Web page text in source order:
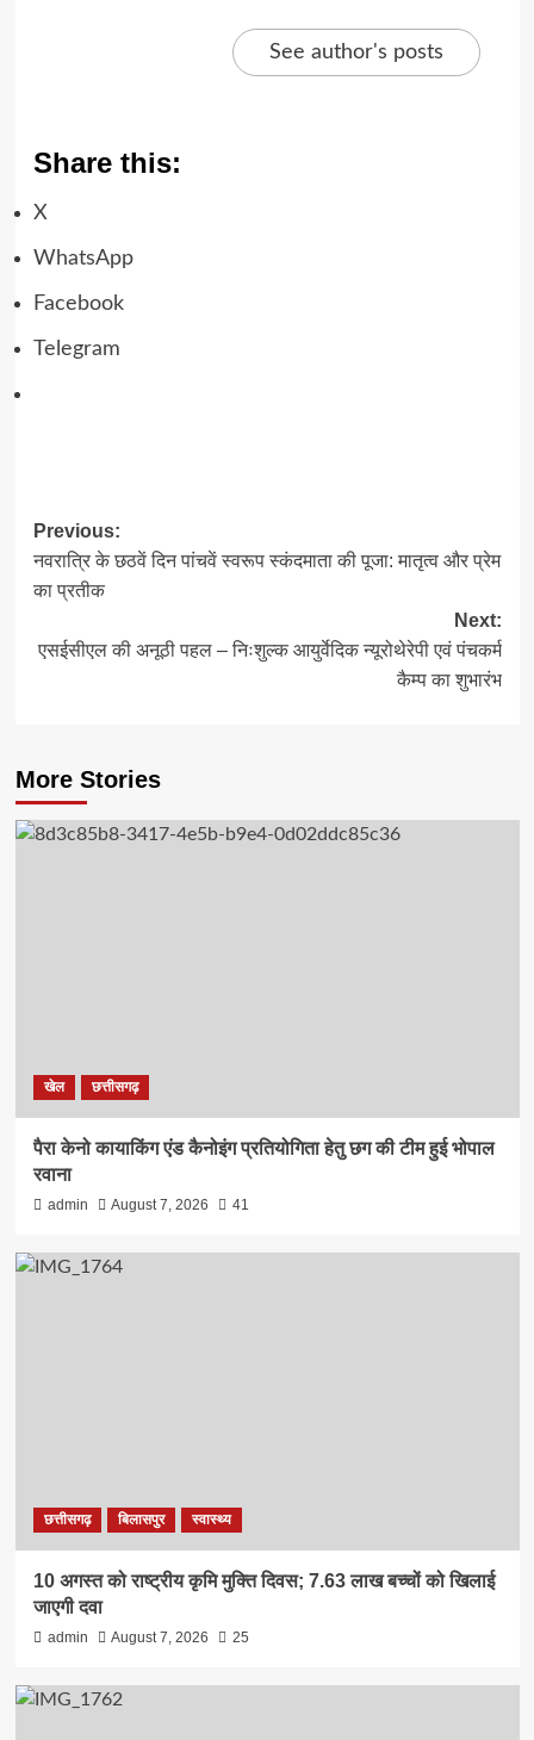
See author's posts
Share this:
X
WhatsApp
Facebook
Telegram
Post
navigation
Previous:
नवरात्रि के छठवें दिन पांचवें स्वरूप स्कंदमाता की पूजा: मातृत्व और प्रेम
का प्रतीक
Next:
एसईसीएल की अनूठी पहल – निःशुल्क आयुर्वेदिक न्यूरोथेरेपी एवं पंचकर्म
कैम्प का शुभारंभ
More Stories
खेल छत्तीसगढ़
पैरा केनो कायाकिंग एंड कैनोइंग प्रतियोगिता हेतु छग की टीम हुई भोपाल
रवाना
admin August 7, 2026 41
छत्तीसगढ़ बिलासपुर स्वास्थ्य
10 अगस्त को राष्ट्रीय कृमि मुक्ति दिवस; 7.63 लाख बच्चों को खिलाई
जाएगी दवा
admin August 7, 2026 25